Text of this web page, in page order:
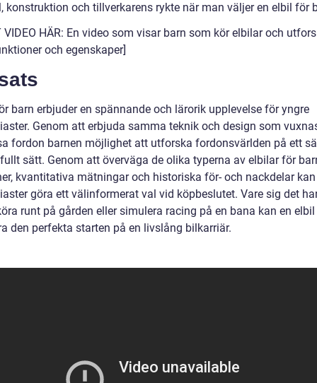
konstruktion och tillverkarens rykte när man väljer en elbil för
VIDEO HÄR: En video som visar barn som kör elbilar och
och egenskaper]
barn erbjuder en spännande och lärorik upplevelse för yngre
Genom att erbjuda samma teknik och design som
fordon barnen möjlighet att utforska fordonsvärlden på ett
sätt. Genom att överväga de olika typerna av elbilar för
kvantitativa mätningar och historiska för- och nackdelar kan
göra ett välinformerat val vid köpbeslutet. Vare sig det
runt på gården eller simulera racing på en bana kan en
den perfekta starten på en livslång bilkarriär.